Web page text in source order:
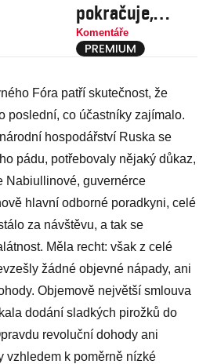
pokračuje,
takhle
vyhrocená
atmosféra ještě
nikdy nebyla.
Dojde ke
změně?
Komentáře
Fóra patří skutečnost, že
poslední, co účastníky zajímalo.
hospodářství Ruska se
pádu, potřebovaly nějaký důkaz,
Nabiullinové, guvernérce
hlavní odborné poradkyni, celé
za návštěvu, a tak se
Měla recht: však z celé
žádné objevné nápady, ani
Objemově největší smlouva
dodání sladkých pirožků do
revoluční dohody ani
vzhledem k poměrně nízké